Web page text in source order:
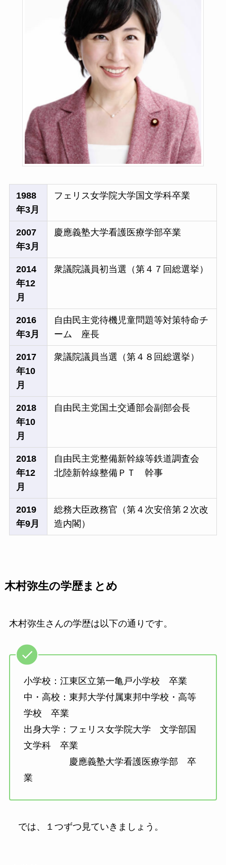
1988
年3月
フェリス女学院大学国文学科卒業
2007
年3月
慶應義塾大学看護医療学部卒業
2014
年12
月
衆議院議員初当選（第４７回総選挙）
2016
年3月
自由民主党待機児童問題等対策特命チ
ーム 座長
2017
年10
月
衆議院議員当選（第４８回総選挙）
2018
年10
月
自由民主党国土交通部会副部会長
2018
年12
月
自由民主党整備新幹線等鉄道調査会
北陸新幹線整備ＰＴ 幹事
2019
年9月
総務大臣政務官（第４次安倍第２次改
造内閣）
木村弥生の学歴まとめ
木村弥生さんの学歴は以下の通りです。
小学校：江東区立第一亀戸小学校 卒業
中・高校：東邦大学付属東邦中学校・高等
学校 卒業
出身大学：フェリス女学院大学 文学部国
文学科 卒業
慶應義塾大学看護医療学部 卒
業
では、１つずつ見ていきましょう。